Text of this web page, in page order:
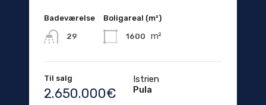
Badeværelse
29
Boligareal (m²)
1600 m²
Til salg
2.650.000€
Istrien
Pula